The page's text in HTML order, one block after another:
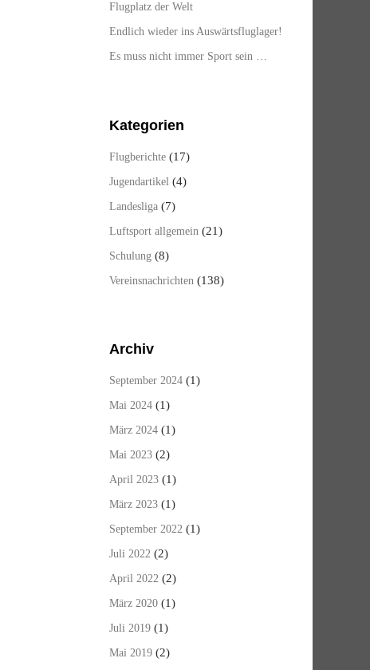
Flugplatz der Welt
Endlich wieder ins Auswärtsfluglager!
Es muss nicht immer Sport sein …
Kategorien
Flugberichte (17)
Jugendartikel (4)
Landesliga (7)
Luftsport allgemein (21)
Schulung (8)
Vereinsnachrichten (138)
Archiv
September 2024 (1)
Mai 2024 (1)
März 2024 (1)
Mai 2023 (2)
April 2023 (1)
März 2023 (1)
September 2022 (1)
Juli 2022 (2)
April 2022 (2)
März 2020 (1)
Juli 2019 (1)
Mai 2019 (2)